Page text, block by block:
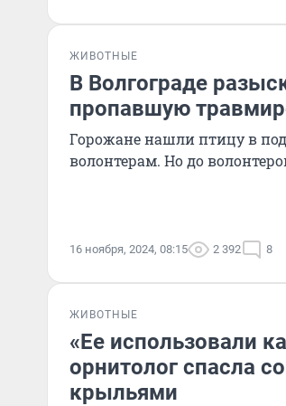
ЖИВОТНЫЕ
В Волгограде
пропавшую
Горожане нашли птицу в
волонтерам. Но до
16 ноября, 2024, 08:15 2 392 8
ЖИВОТНЫЕ
«Ее использовали
орнитолог спасла
крыльями